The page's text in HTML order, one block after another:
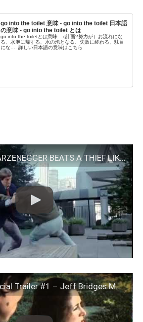
go into the toilet 意味 - go into the toilet 日本語
の意味 - go into the toilet とは
go into the toiletとは意味: （計画?努力が）お流れにな
る、水泡に帰する、水の泡となる、失敗に終わる、駄目
にな…. 詳しい日本語の意味はこちら
ARNOLD SCHWARZENEGGER BEATS A THIEF LIKE A PSYCHOPATH (STREETS OF SAN FRANCISCO)
Stay Hungry Official Trailer #1 – Jeff Bridges Movie (1976) HD